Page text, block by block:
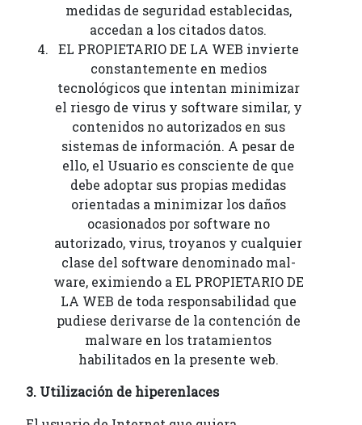
medidas de seguridad establecidas,
accedan a los citados datos.
EL PROPIETARIO DE LA WEB invierte
constantemente en medios
tecnológicos que intentan minimizar
el riesgo de virus y software similar, y
contenidos no autorizados en sus
sistemas de información. A pesar de
ello, el Usuario es consciente de que
debe adoptar sus propias medidas
orientadas a minimizar los daños
ocasionados por software no
autorizado, virus, troyanos y cualquier
clase del software denominado mal-
ware, eximiendo a EL PROPIETARIO DE
LA WEB de toda responsabilidad que
pudiese derivarse de la contención de
malware en los tratamientos
habilitados en la presente web.
3. Utilización de hiperenlaces